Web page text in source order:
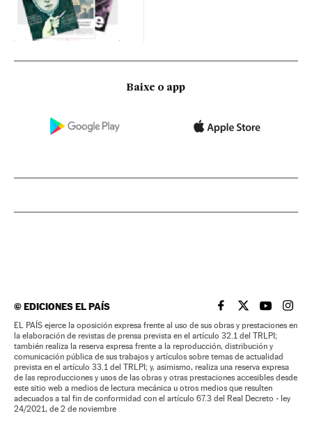
Baixe o app
©EDICIONES EL PAÍS EL PAÍS BRASIL EN
EL PAÍSEL PAÍS
EL
EL PAÍS ejerce la oposición expresa frente al uso de sus obras y prestaciones en
la elaboración de revistas de prensa prevista en el artículo 32.1 del TRLPI;
también realiza la reserva expresa frente a la reproducción, distribución y
comunicación pública de sus trabajos y artículos sobre temas de actualidad
prevista en el artículo 33.1 del TRLPI; y, asimismo, realiza una reserva expresa
de las reproducciones y usos de las obras y otras prestaciones accesibles desde
este sitio web a medios de lectura mecánica u otros medios que resulten
adecuados a tal fin de conformidad con el artículo 67.3 del Real Decreto - ley
24/2021, de 2 de noviembre